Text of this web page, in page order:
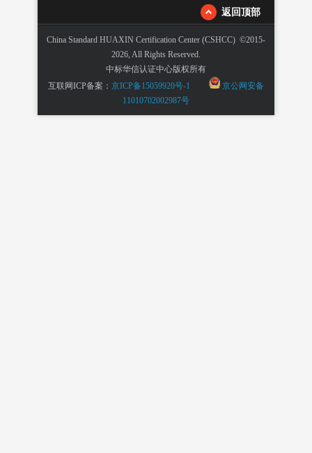
返回顶部
China Standard HUAXIN Certification Center (CSHCC) ©2015-
2026, All Rights Reserved.
中标华信认证中心版权所有
互联网ICP备案： 京ICP备15059920号-1
京公网安备
11010702002987号